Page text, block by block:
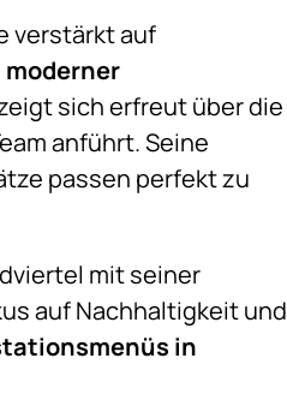
verstärkt auf
sich erfreut über die
anführt. Seine
passen perfekt zu
mit seiner
auf Nachhaltigkeit und
in